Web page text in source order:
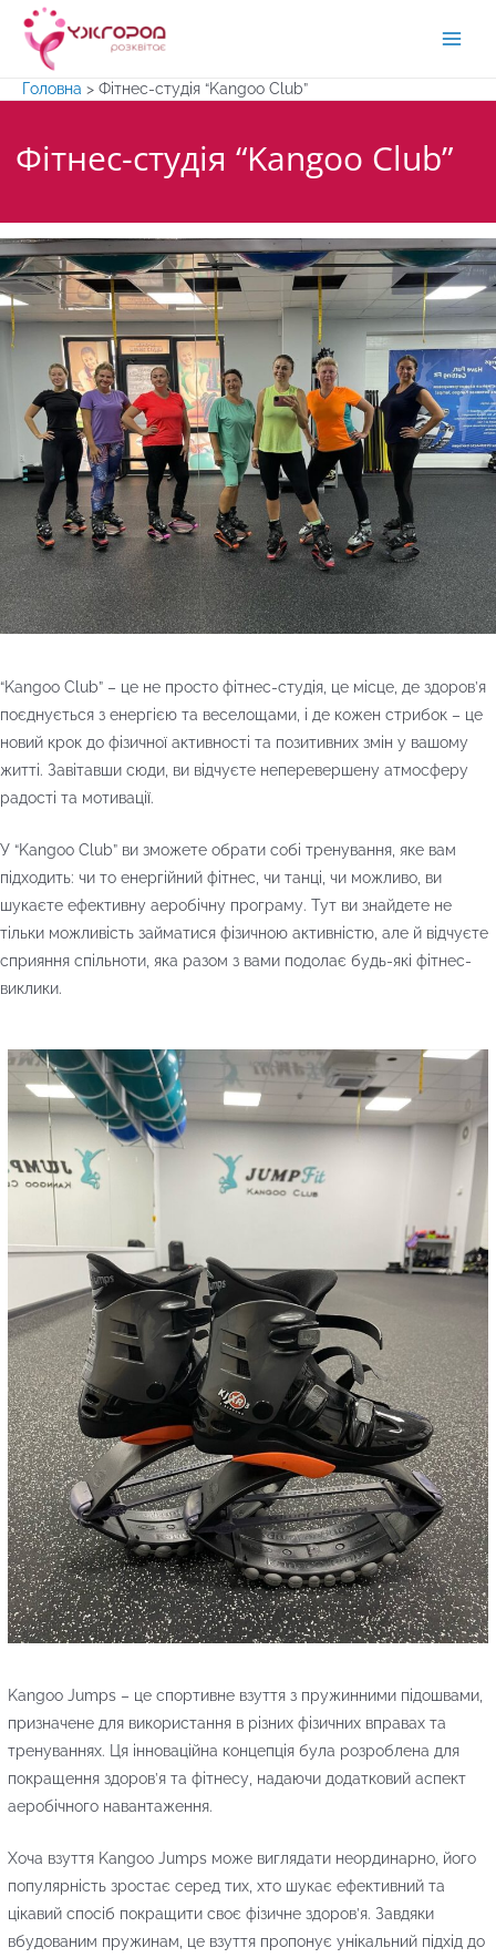
Перейти
вмісту
Головна > Фітнес-студія “Kangoo Club”
Фітнес-студія “Kangoo Club”
“Kangoo Club” – це не просто фітнес-студія, це місце, де здоров’я
поєднується з енергією та веселощами, і де кожен стрибок – це
новий крок до фізичної активності та позитивних змін у вашому
житті. Завітавши сюди, ви відчуєте неперевершену атмосферу
радості та мотивації.
У “Kangoo Club” ви зможете обрати собі тренування, яке вам
підходить: чи то енергійний фітнес, чи танці, чи можливо, ви
шукаєте ефективну аеробічну програму. Тут ви знайдете не
тільки можливість займатися фізичною активністю, але й відчуєте
сприяння спільноти, яка разом з вами подолає будь-які фітнес-
виклики.
Kangoo Jumps – це спортивне взуття з пружинними підошвами,
призначене для використання в різних фізичних вправах та
тренуваннях. Ця інноваційна концепція була розроблена для
покращення здоров’я та фітнесу, надаючи додатковий аспект
аеробічного навантаження.
Хоча взуття Kangoo Jumps може виглядати неординарно, його
популярність зростає серед тих, хто шукає ефективний та
цікавий спосіб покращити своє фізичне здоров’я. Завдяки
вбудованим пружинам, це взуття пропонує унікальний підхід до